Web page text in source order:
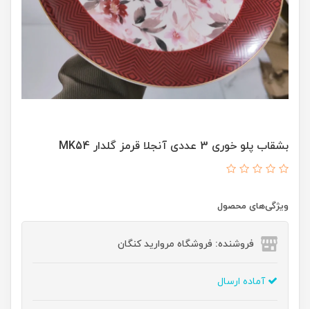
بشقاب پلو خوری 3 عددی آنجلا قرمز گلدار MK54
ویژگی‌های محصول
فروشنده: فروشگاه مروارید کنگان
آماده ارسال